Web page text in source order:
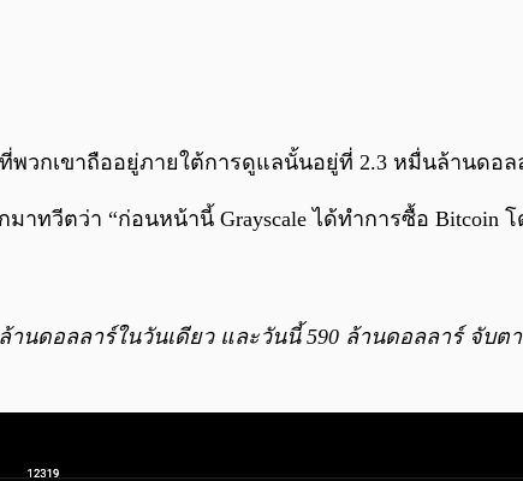
พวกเขาถืออยู่ภายใต้การดูแลนั้นอยู่ที่ 2.3 หมื่นล้านดอล
มาทวีตว่า “ก่อนหน้านี้ Grayscale ได้ทำการซื้อ
านดอลลาร์ในวันเดียว และวันนี้ 590 ล้านดอลลาร์ จับต